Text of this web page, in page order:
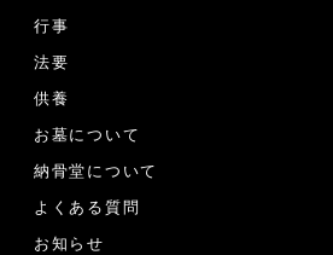
行事
法要
供養
お墓について
納骨堂について
よくある質問
お知らせ